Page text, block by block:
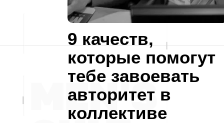
9 качеств,
которые помогут
тебе завоевать
авторитет в
коллективе